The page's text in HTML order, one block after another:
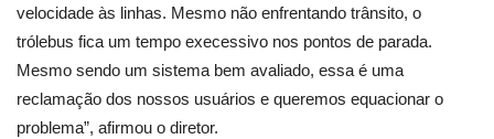
velocidade às linhas. Mesmo não enfrentando trânsito, o
trólebus fica um tempo execessivo nos pontos de parada.
Mesmo sendo um sistema bem avaliado, essa é uma
reclamação dos nossos usuários e queremos equacionar o
problema”, afirmou o diretor.